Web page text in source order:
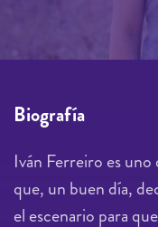
Biografía
Iván Ferreiro es
que, un buen día,
el escenario para